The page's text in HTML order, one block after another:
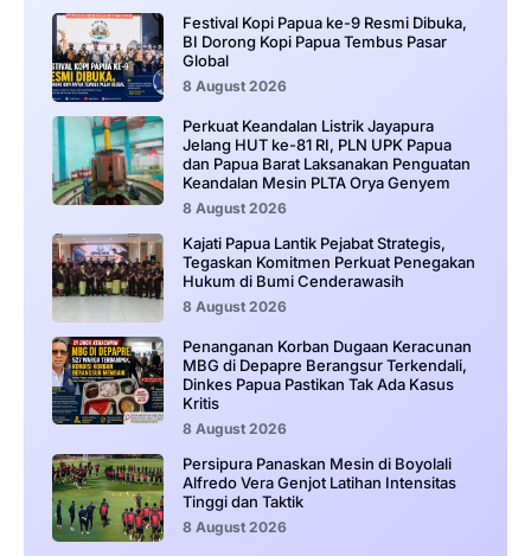
Festival Kopi Papua ke-9 Resmi Dibuka,
BI Dorong Kopi Papua Tembus Pasar
Global
8 August 2026
Perkuat Keandalan Listrik Jayapura
Jelang HUT ke-81 RI, PLN UPK Papua
dan Papua Barat Laksanakan Penguatan
Keandalan Mesin PLTA Orya Genyem
8 August 2026
Kajati Papua Lantik Pejabat Strategis,
Tegaskan Komitmen Perkuat Penegakan
Hukum di Bumi Cenderawasih
8 August 2026
Penanganan Korban Dugaan Keracunan
MBG di Depapre Berangsur Terkendali,
Dinkes Papua Pastikan Tak Ada Kasus
Kritis
8 August 2026
Persipura Panaskan Mesin di Boyolali
Alfredo Vera Genjot Latihan Intensitas
Tinggi dan Taktik
8 August 2026